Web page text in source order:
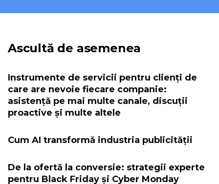
Ascultă de asemenea
Instrumente de servicii pentru clienți de
care are nevoie fiecare companie:
asistență pe mai multe canale, discuții
proactive și multe altele
Cum AI transformă industria publicității
De la ofertă la conversie: strategii experte
pentru Black Friday și Cyber ​​Monday